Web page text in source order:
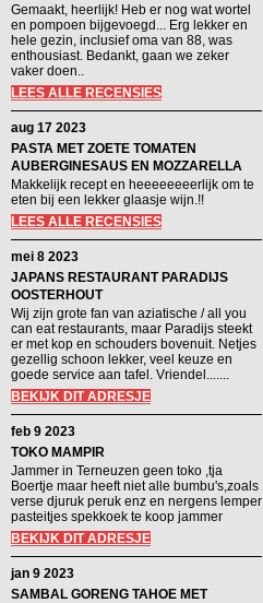
Gemaakt, heerlijk! Heb er nog wat wortel
en pompoen bijgevoegd... Erg lekker en
hele gezin, inclusief oma van 88, was
enthousiast. Bedankt, gaan we zeker
vaker doen..
LEES ALLE RECENSIES
aug 17 2023
PASTA MET ZOETE TOMATEN
AUBERGINESAUS EN MOZZARELLA
Makkelijk recept en heeeeeeeerlijk om te
eten bij een lekker glaasje wijn.!!
LEES ALLE RECENSIES
mei 8 2023
JAPANS RESTAURANT PARADIJS
OOSTERHOUT
Wij zijn grote fan van aziatische / all you
can eat restaurants, maar Paradijs steekt
er met kop en schouders bovenuit. Netjes
gezellig schoon lekker, veel keuze en
goede service aan tafel. Vriendel.......
BEKIJK DIT ADRESJE
feb 9 2023
TOKO MAMPIR
Jammer in Terneuzen geen toko ,tja
Boertje maar heeft niet alle bumbu's,zoals
verse djuruk peruk enz en nergens lemper
pasteitjes spekkoek te koop jammer
BEKIJK DIT ADRESJE
jan 9 2023
SAMBAL GORENG TAHOE MET